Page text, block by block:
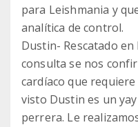
para Leishmania y
analítica de control.
Dustin- Rescatado
consulta se nos
cardíaco que
visto Dustin es un
perrera. Le